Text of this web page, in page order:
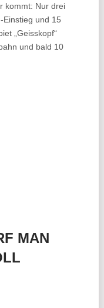
kommt: Nur drei
Einstieg und 15
„Geisskopf“
und bald 10
MAN